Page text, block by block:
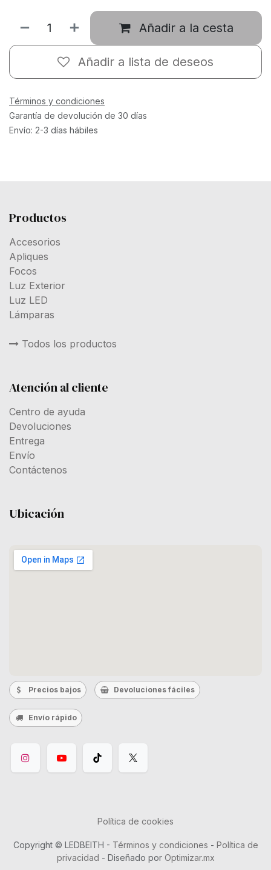
Añadir a la cesta
Añadir a lista de deseos
Términos y condiciones
Garantía de devolución de 30 días
Envío: 2-3 días hábiles
Productos
Accesorios
Apliques
Focos
Luz Exterior
Luz LED
Lámparas
Todos los productos
Atención al cliente
Centro de ayuda
Devoluciones
Entrega
Envío
Contáctenos
Ubicación
Precios bajos Devoluciones fáciles
Envío rápido
Política de cookies
Copyright © LEDBEITH - Términos y condiciones - Política de
privacidad - Diseñado por Optimizar.mx